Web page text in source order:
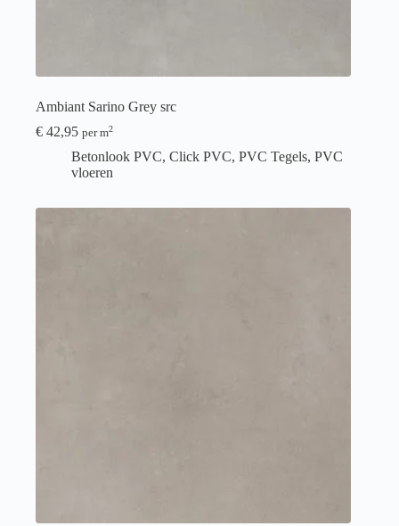
Ambiant Sarino Grey src
€ 42,95 per m2
Betonlook PVC, Click PVC, PVC Tegels, PVC
vloeren